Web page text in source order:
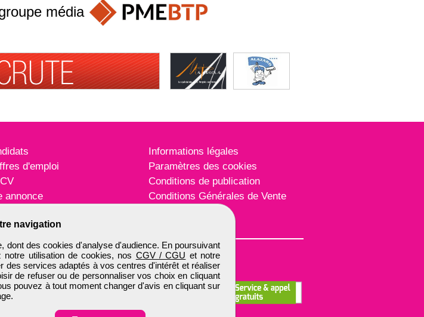
navigation
des cookies d'analyse d'audience. En poursuivant
utilisation de cookies, nos CGV / CGU et notre
des services adaptés à vos centres d'intérêt et réaliser
de refuser ou de personnaliser vos choix en cliquant
pouvez à tout moment changer d'avis en cliquant sur
média
d'emploi
annonce
Informations légales
Paramètres des cookies
Conditions de publication
Conditions Générales de Vente